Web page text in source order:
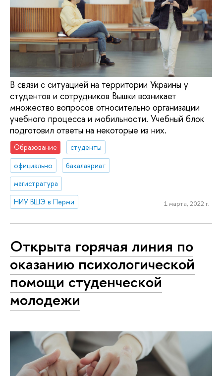
В связи с ситуацией на территории Украины у
студентов и сотрудников Вышки возникает
множество вопросов относительно организации
учебного процесса и мобильности. Учебный блок
подготовил ответы на некоторые из них.
Образование
студенты
официально
бакалавриат
магистратура
НИУ ВШЭ в Перми
1 марта, 2022 г.
Открыта горячая линия по
оказанию психологической
помощи студенческой
молодежи